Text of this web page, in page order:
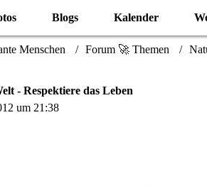
Blogs Kalender
Menschen Forum 🚀 Themen
- Respektiere das Leben
um 21:38